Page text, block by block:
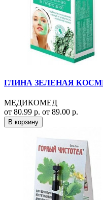
ГЛИНА ЗЕЛЕНАЯ
МЕДИКОМЕД
от 80.99 р. от 89.00 р.
В корзину